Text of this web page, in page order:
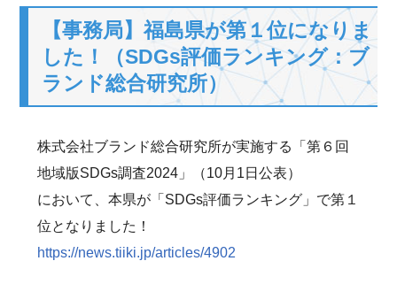
【事務局】福島県が第１位になりま
した！（SDGs評価ランキング：ブ
ランド総合研究所）
株式会社ブランド総合研究所が実施する「第６回
地域版SDGs調査2024」（10月1日公表）
において、本県が「SDGs評価ランキング」で第１
位となりました！
https://news.tiiki.jp/articles/4902